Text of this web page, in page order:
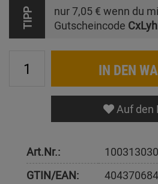
TIPP nur7,05 € wenn du
Gutscheincode
IN DEN
Auf den
Art.Nr.:
GTIN/EAN: